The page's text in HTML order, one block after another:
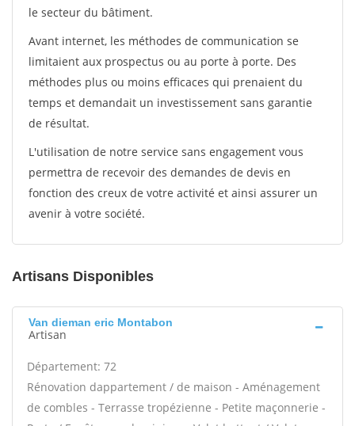
le secteur du bâtiment.
Avant internet, les méthodes de communication se
limitaient aux prospectus ou au porte à porte. Des
méthodes plus ou moins efficaces qui prenaient du
temps et demandait un investissement sans garantie
de résultat.
L'utilisation de notre service sans engagement vous
permettra de recevoir des demandes de devis en
fonction des creux de votre activité et ainsi assurer un
avenir à votre société.
Artisans Disponibles
Van dieman eric Montabon
Artisan
Département: 72
Rénovation dappartement / de maison - Aménagement
de combles - Terrasse tropézienne - Petite maçonnerie -